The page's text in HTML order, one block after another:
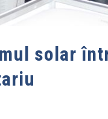
solar